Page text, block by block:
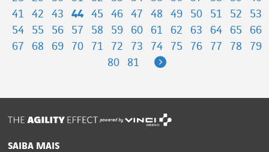
41
42 43 44 45 46 47 48 49 50 51 52
53
54
55 56 57 58 59 60 61 62 63 64 65
66
67
68 69 70 71 72 73 74 75 76 77 78
79
80
81 Next
powered by
SAIBA MAIS